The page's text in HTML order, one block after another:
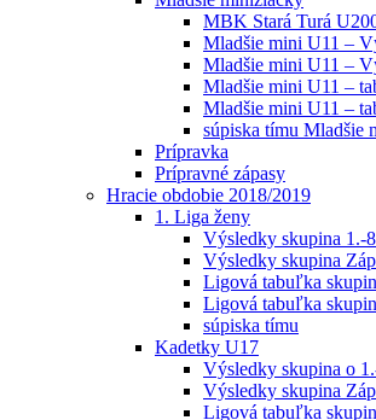
MBK Stará Turá
Mladšie mini U11 –
Mladšie mini U11 –
Mladšie mini U11 –
Mladšie mini U11 –
súpiska tímu Mladšie
Prípravka
Prípravné zápasy
Hracie obdobie 2018/2019
1. Liga ženy
Výsledky skupina 1.-
Výsledky skupina
Ligová tabuľka
Ligová tabuľka
súpiska tímu
Kadetky U17
Výsledky skupina o
Výsledky skupina
Ligová tabuľka